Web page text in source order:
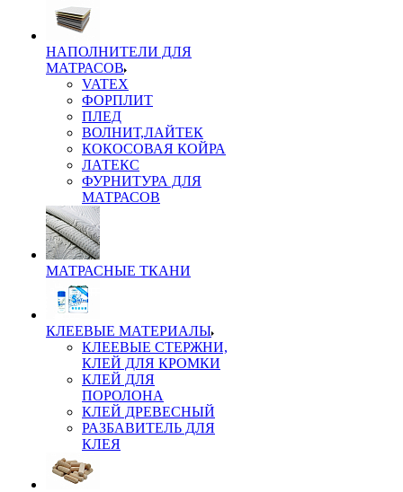
НАПОЛНИТЕЛИ ДЛЯ
МАТРАСОВ
VATEX
ФОРПЛИТ
ПЛЕД
ВОЛНИТ,ЛАЙТЕК
КОКОСОВАЯ КОЙРА
ЛАТЕКС
ФУРНИТУРА ДЛЯ
МАТРАСОВ
МАТРАСНЫЕ ТКАНИ
КЛЕЕВЫЕ МАТЕРИАЛЫ
КЛЕЕВЫЕ СТЕРЖНИ,
КЛЕЙ ДЛЯ КРОМКИ
КЛЕЙ ДЛЯ
ПОРОЛОНА
КЛЕЙ ДРЕВЕСНЫЙ
РАЗБАВИТЕЛЬ ДЛЯ
КЛЕЯ